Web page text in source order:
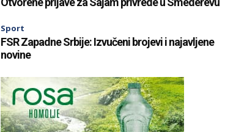
Sport
FSR Zapadne Srbije: Izvučeni brojevi i najavljene
novine